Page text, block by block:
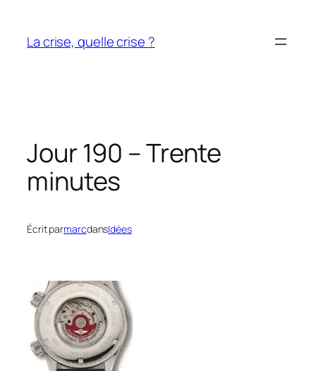
contenu
La crise, quelle crise ?
Jour 190 – Trente
minutes
Écrit parmarcdansIdées